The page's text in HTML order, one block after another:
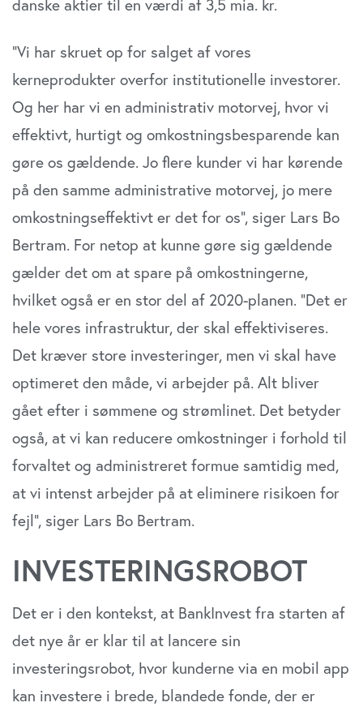
danske aktier til en værdi af 3,5 mia. kr.
”Vi har skruet op for salget af vores
kerneprodukter overfor institutionelle investorer.
Og her har vi en administrativ motorvej, hvor vi
effektivt, hurtigt og omkostningsbesparende kan
gøre os gældende. Jo flere kunder vi har kørende
på den samme administrative motorvej, jo mere
omkostningseffektivt er det for os”, siger Lars Bo
Bertram. For netop at kunne gøre sig gældende
gælder det om at spare på omkostningerne,
hvilket også er en stor del af 2020-planen. ”Det er
hele vores infrastruktur, der skal effektiviseres.
Det kræver store investeringer, men vi skal have
optimeret den måde, vi arbejder på. Alt bliver
gået efter i sømmene og strømlinet. Det betyder
også, at vi kan reducere omkostninger i forhold til
forvaltet og administreret formue samtidig med,
at vi intenst arbejder på at eliminere risikoen for
fejl”, siger Lars Bo Bertram.
INVESTERINGSROBOT
Det er i den kontekst, at BankInvest fra starten af
det nye år er klar til at lancere sin
investeringsrobot, hvor kunderne via en mobil app
kan investere i brede, blandede fonde, der er